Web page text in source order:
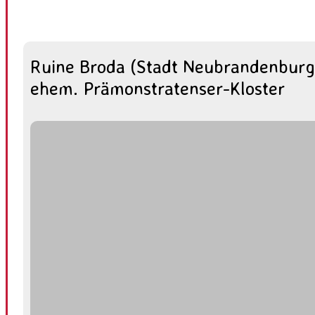
Ruine Broda (Stadt
ehem. Prämonstratenser-Kloster